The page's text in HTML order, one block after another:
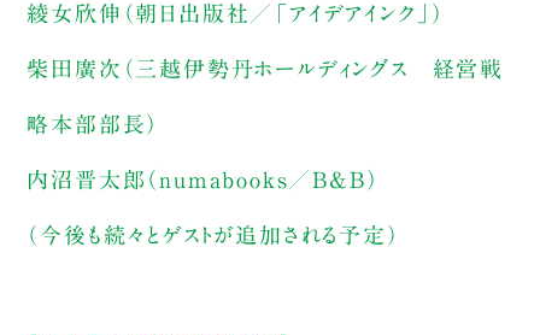
綾女欣伸（朝日出版社／「アイデアインク」）
柴田廣次（三越伊勢丹ホールディングス 経営戦
略本部部長）
内沼晋太郎（numabooks／B&B）
（今後も続々とゲストが追加される予定）